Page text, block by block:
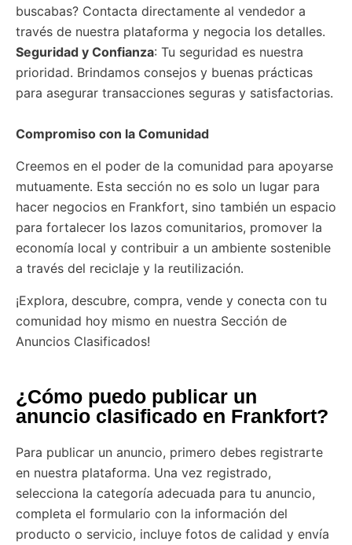
buscabas? Contacta directamente al vendedor a
través de nuestra plataforma y negocia los detalles.
Seguridad y Confianza: Tu seguridad es nuestra
prioridad. Brindamos consejos y buenas prácticas
para asegurar transacciones seguras y satisfactorias.
Compromiso con la Comunidad
Creemos en el poder de la comunidad para apoyarse
mutuamente. Esta sección no es solo un lugar para
hacer negocios en Frankfort, sino también un espacio
para fortalecer los lazos comunitarios, promover la
economía local y contribuir a un ambiente sostenible
a través del reciclaje y la reutilización.
¡Explora, descubre, compra, vende y conecta con tu
comunidad hoy mismo en nuestra Sección de
Anuncios Clasificados!
¿Cómo puedo publicar un
anuncio clasificado en Frankfort?
Para publicar un anuncio, primero debes registrarte
en nuestra plataforma. Una vez registrado,
selecciona la categoría adecuada para tu anuncio,
completa el formulario con la información del
producto o servicio, incluye fotos de calidad y envía